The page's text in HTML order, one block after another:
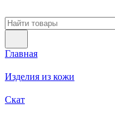
Главная
Изделия из кожи
Скат